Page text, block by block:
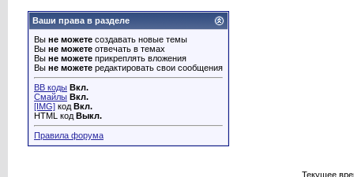
Ваши права в разделе
Вы не можете создавать новые темы
Вы не можете отвечать в темах
Вы не можете прикреплять вложения
Вы не можете редактировать свои сообщения
BB коды Вкл.
Смайлы Вкл.
[IMG] код Вкл.
HTML код Выкл.
Правила форума
Текущее